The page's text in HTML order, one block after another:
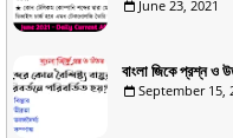
June 23, 2021
বাংলা জিকে
September 15,